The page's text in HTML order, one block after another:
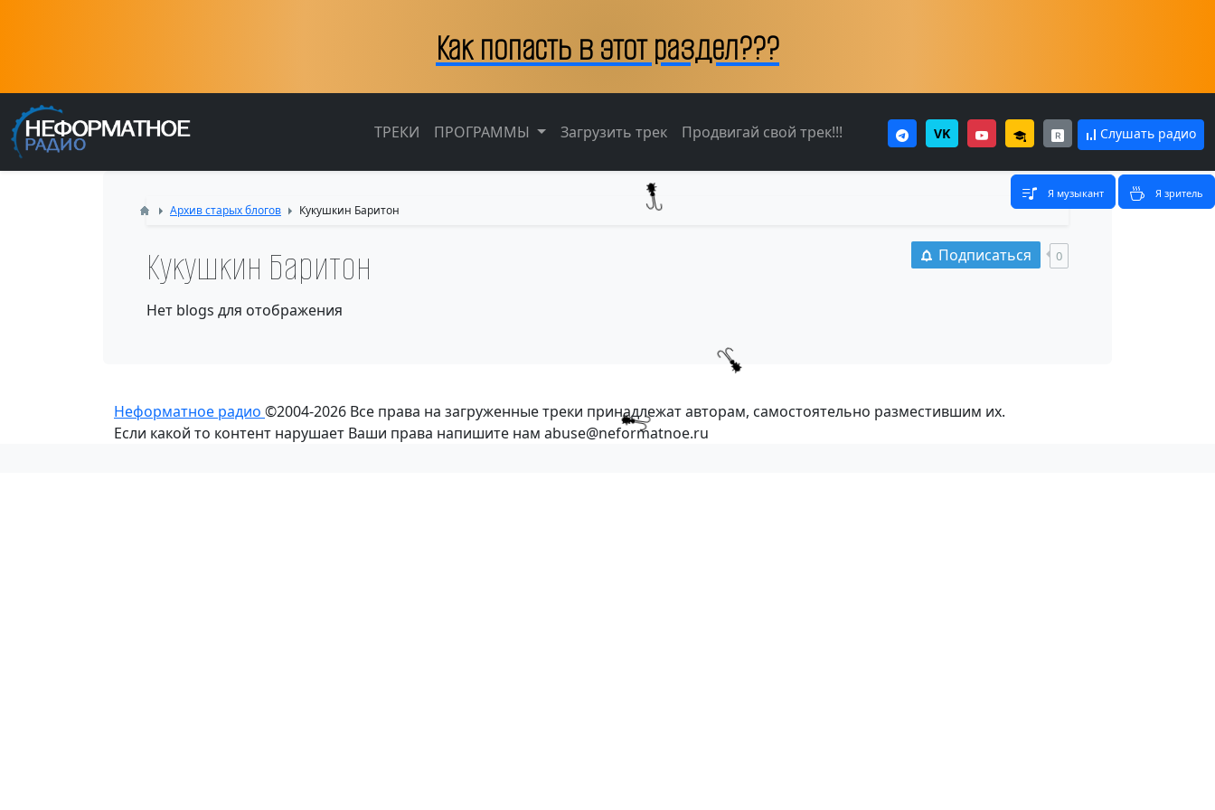
Как попасть в этот раздел???
ТРЕКИ ПРОГРАММЫ Загрузить трек Продвигай свой трек!!! VK Слушать радио
Я музыкант Я зритель
Архив старых блогов Кукушкин Баритон
Подписаться 0
Кукушкин Баритон
Нет blogs для отображения
Неформатное радио ©2004-2026 Все права на загруженные треки принадлежат авторам, самостоятельно разместившим их.
Если какой то контент нарушает Ваши права напишите нам abuse@neformatnoe.ru